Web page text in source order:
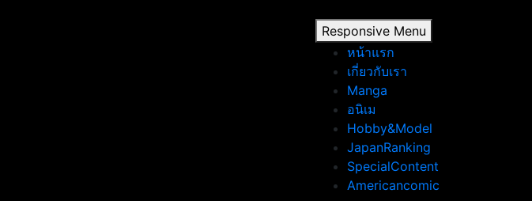
Responsive Menu
หน้าแรก
เกี่ยวกับเรา
Manga
อนิเม
Hobby&Model
JapanRanking
SpecialContent
Americancomic